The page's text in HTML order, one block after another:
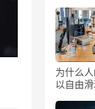
为什么
以自由